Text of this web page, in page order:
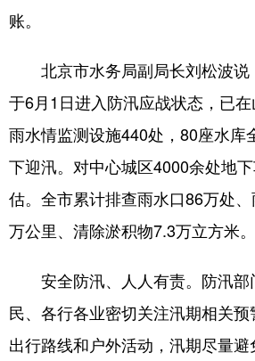
账。
北京市水务局副局长刘松波说
于6月1日进入防汛应战状态，已
雨水情监测设施440处，80座水库
下迎汛。对中心城区4000余处地
估。全市累计排查雨水口86万处
万公里、清除淤积物7.3万立方米。
安全防汛、人人有责。防汛部
民、各行各业密切关注汛期相关
出行路线和户外活动，汛期尽量避